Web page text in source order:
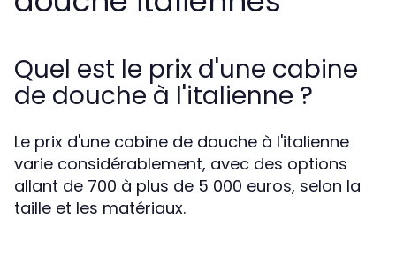
Quel est le prix d'une cabine
de douche à l'italienne ?
Le prix d'une cabine de douche à l'italienne
varie considérablement, avec des options
allant de 700 à plus de 5 000 euros, selon la
taille et les matériaux.